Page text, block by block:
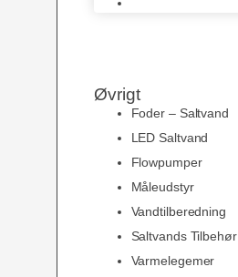
Øvrigt
Foder – Saltvand
LED Saltvand
Flowpumper
Måleudstyr
Vandtilberedning
Saltvands Tilbehør
Varmelegemer